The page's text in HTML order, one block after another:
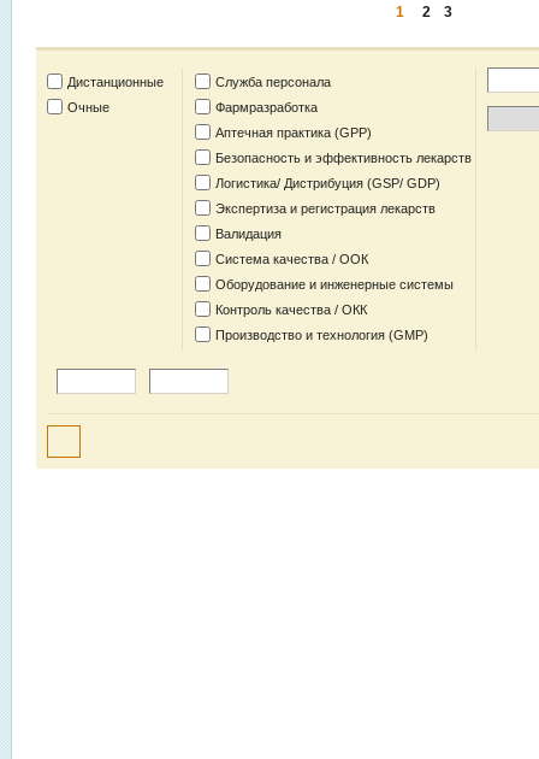
1 2 3
Дистанционные
Очные
Служба персонала
Фармразработка
Аптечная практика (GPP)
Безопасность и эффективность лекарств
Логистика/ Дистрибуция (GSP/ GDP)
Экспертиза и регистрация лекарств
Валидация
Система качества / ООК
Оборудование и инженерные системы
Контроль качества / ОКК
Производство и технология (GMP)